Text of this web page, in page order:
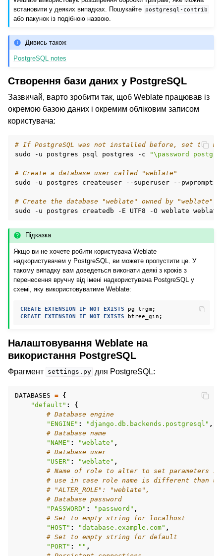
встановити у деяких випадках. Пошукайте
postgresql-contrib
або пакунок із подібною назвою.
Дивись також
PostgreSQL notes
Створення бази даних у PostgreSQL
Зазвичай, варто зробити так, щоб Weblate працював із
окремою базою даних і окремим обліковим записом
користувача:
# If PostgreSQL was not installed before, set the
sudo
-u postgres psql postgres -c "\password
# Create a database user called "weblate"
sudo
-u postgres createuser --superuser --pwprompt
# Create the database "weblate" owned by "weblate"
sudo
-u postgres createdb -E UTF8 -O weblate
Підказка
Якщо ви не хочете робити користувача Weblate
надкористувачем у PostgreSQL, ви можете пропустити це. У
такому випадку вам доведеться виконати деякі з кроків з
перенесення вручну від імені надкористувача PostgreSQL у
схемі, яку використовуватиме Weblate:
CREATE EXTENSION IF NOT EXISTS pg_trgm;
CREATE
EXTENSION IF NOT EXISTS btree_gin ;
Налаштовування Weblate на
використання PostgreSQL
Фрагмент settings.py для PostgreSQL:
DATABASES = {
"default" :
{
# Database engine
"ENGINE" : "django.db.backends.postgresql" ,
# Database name
"NAME" : "weblate" ,
# Database user
"USER" : "weblate" ,
# Name of role to alter to set parameters in
# use in case role name is different than
# "ALTER_ROLE": "weblate",
# Database password
"PASSWORD" : "password" ,
# Set to empty string for localhost
"HOST" : "database.example.com" ,
# Set to empty string for default
"PORT" : "" ,